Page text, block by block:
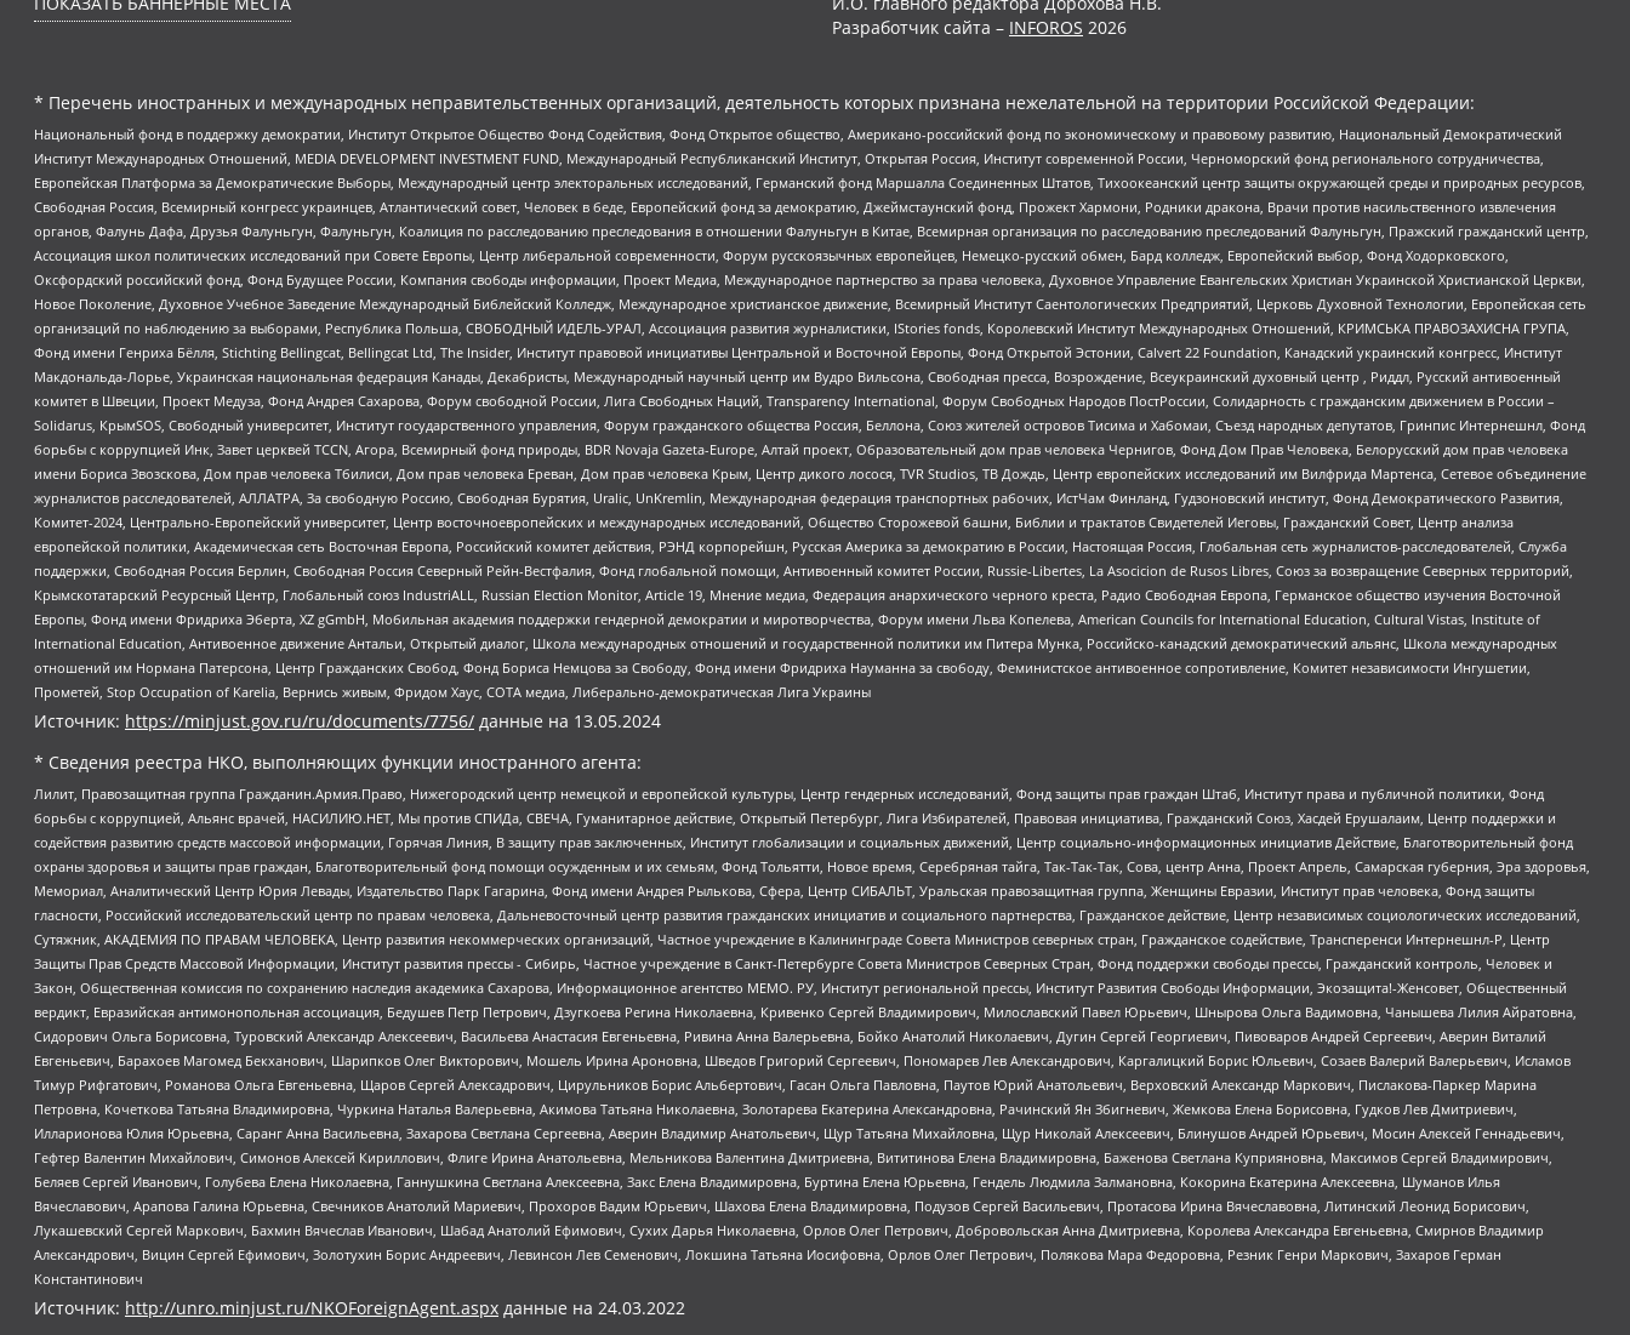
Разработчик сайта – INFOROS 2026
* Перечень иностранных и международных неправительственных организаций, деятельность которых признана нежелательной на территории Российской Федерации:
Национальный фонд в поддержку демократии, Институт Открытое Общество Фонд Содействия, Фонд Открытое общество, Американо-российский фонд по экономическому и правовому развитию, Национальный Демократический
Институт Международных Отношений, MEDIA DEVELOPMENT INVESTMENT FUND, Международный Республиканский Институт, Открытая Россия, Институт современной России, Черноморский фонд регионального сотрудничества,
Европейская Платформа за Демократические Выборы, Международный центр электоральных исследований, Германский фонд Маршалла Соединенных Штатов, Тихоокеанский центр защиты окружающей среды и природных ресурсов,
Свободная Россия, Всемирный конгресс украинцев, Атлантический совет, Человек в беде, Европейский фонд за демократию, Джеймстаунский фонд, Прожект Хармони, Родники дракона, Врачи против насильственного извлечения
органов, Фалунь Дафа, Друзья Фалуньгун, Фалуньгун, Коалиция по расследованию преследования в отношении Фалуньгун в Китае, Всемирная организация по расследованию преследований Фалуньгун, Пражский гражданский центр,
Ассоциация школ политических исследований при Совете Европы, Центр либеральной современности, Форум русскоязычных европейцев, Немецко-русский обмен, Бард колледж, Европейский выбор, Фонд Ходорковского,
Оксфордский российский фонд, Фонд Будущее России, Компания свободы информации, Проект Медиа, Международное партнерство за права человека, Духовное Управление Евангельских Христиан Украинской Христианской Церкви,
Новое Поколение, Духовное Учебное Заведение Международный Библейский Колледж, Международное христианское движение, Всемирный Институт Саентологических Предприятий, Церковь Духовной Технологии, Европейская сеть
организаций по наблюдению за выборами, Республика Польша, СВОБОДНЫЙ ИДЕЛЬ-УРАЛ, Ассоциация развития журналистики, IStories fonds, Королевский Институт Международных Отношений, КРИМСЬКА ПРАВОЗАХИСНА ГРУПА,
Фонд имени Генриха Бёлля, Stichting Bellingcat, Bellingcat Ltd, The Insider, Институт правовой инициативы Центральной и Восточной Европы, Фонд Открытой Эстонии, Calvert 22 Foundation, Канадский украинский конгресс, Институт
Макдональда-Лорье, Украинская национальная федерация Канады, Декабристы, Международный научный центр им Вудро Вильсона, Свободная пресса, Возрождение, Всеукраинский духовный центр , Риддл, Русский антивоенный
комитет в Швеции, Проект Медуза, Фонд Андрея Сахарова, Форум свободной России, Лига Свободных Наций, Transparеncy International, Форум Свободных Народов ПостРоссии, Солидарность с гражданским движением в России –
Solidarus, КрымSOS, Свободный университет, Институт государственного управления, Форум гражданского общества Россия, Беллона, Союз жителей островов Тисима и Хабомаи, Съезд народных депутатов, Гринпис Интернешнл, Фонд
борьбы с коррупцией Инк, Завет церквей TCCN, Агора, Всемирный фонд природы, BDR Novaja Gazeta-Europe, Алтай проект, Образовательный дом прав человека Чернигов, Фонд Дом Прав Человека, Белорусский дом прав человека
имени Бориса Звозскова, Дом прав человека Тбилиси, Дом прав человека Ереван, Дом прав человека Крым, Центр дикого лосося, TVR Studios, ТВ Дождь, Центр европейских исследований им Вилфрида Мартенса, Сетевое объединение
журналистов расследователей, АЛЛАТРА, За свободную Россию, Свободная Бурятия, Uralic, UnKremlin, Международная федерация транспортных рабочих, ИстЧам Финланд, Гудзоновский институт, Фонд Демократического Развития,
Комитет-2024, Центрально-Европейский университет, Центр восточноевропейских и международных исследований, Общество Сторожевой башни, Библии и трактатов Свидетелей Иеговы, Гражданский Совет, Центр анализа
европейской политики, Академическая сеть Восточная Европа, Российский комитет действия, РЭНД корпорейшн, Русская Америка за демократию в России, Настоящая Россия, Глобальная сеть журналистов-расследователей, Служба
поддержки, Свободная Россия Берлин, Свободная Россия Северный Рейн-Вестфалия, Фонд глобальной помощи, Антивоенный комитет России, Russie-Libertes, La Asocicion de Rusos Libres, Союз за возвращение Северных территорий,
Крымскотатарский Ресурсный Центр, Глобальный союз IndustriALL, Russian Election Monitor, Article 19, Мнение медиа, Федерация анархического черного креста, Радио Свободная Европа, Германское общество изучения Восточной
Европы, Фонд имени Фридриха Эберта, XZ gGmbH, Мобильная академия поддержки гендерной демократии и миротворчества, Форум имени Льва Копелева, American Councils for International Education, Cultural Vistas, Institute of
International Education, Антивоенное движение Антальи, Открытый диалог, Школа международных отношений и государственной политики им Питера Мунка, Российско-канадский демократический альянс, Школа международных
отношений им Нормана Патерсона, Центр Гражданских Свобод, Фонд Бориса Немцова за Свободу, Фонд имени Фридриха Науманна за свободу, Феминистское антивоенное сопротивление, Комитет независимости Ингушетии,
Прометей, Stop Occupation of Karelia, Вернись живым, Фридом Хаус, СОТА медиа, Либерально-демократическая Лига Украины
Источник: https://minjust.gov.ru/ru/documents/7756/ данные на 13.05.2024
* Сведения реестра НКО, выполняющих функции иностранного агента:
Лилит, Правозащитная группа Гражданин.Армия.Право, Нижегородский центр немецкой и европейской культуры, Центр гендерных исследований, Фонд защиты прав граждан Штаб, Институт права и публичной политики, Фонд
борьбы с коррупцией, Альянс врачей, НАСИЛИЮ.НЕТ, Мы против СПИДа, СВЕЧА, Гуманитарное действие, Открытый Петербург, Лига Избирателей, Правовая инициатива, Гражданский Союз, Хасдей Ерушалаим, Центр поддержки и
содействия развитию средств массовой информации, Горячая Линия, В защиту прав заключенных, Институт глобализации и социальных движений, Центр социально-информационных инициатив Действие, Благотворительный фонд
охраны здоровья и защиты прав граждан, Благотворительный фонд помощи осужденным и их семьям, Фонд Тольятти, Новое время, Серебряная тайга, Так-Так-Так, Сова, центр Анна, Проект Апрель, Самарская губерния, Эра здоровья,
Мемориал, Аналитический Центр Юрия Левады, Издательство Парк Гагарина, Фонд имени Андрея Рылькова, Сфера, Центр СИБАЛЬТ, Уральская правозащитная группа, Женщины Евразии, Институт прав человека, Фонд защиты
гласности, Российский исследовательский центр по правам человека, Дальневосточный центр развития гражданских инициатив и социального партнерства, Гражданское действие, Центр независимых социологических исследований,
Сутяжник, АКАДЕМИЯ ПО ПРАВАМ ЧЕЛОВЕКА, Центр развития некоммерческих организаций, Частное учреждение в Калининграде Совета Министров северных стран, Гражданское содействие, Трансперенси Интернешнл-Р, Центр
Защиты Прав Средств Массовой Информации, Институт развития прессы - Сибирь, Частное учреждение в Санкт-Петербурге Совета Министров Северных Стран, Фонд поддержки свободы прессы, Гражданский контроль, Человек и
Закон, Общественная комиссия по сохранению наследия академика Сахарова, Информационное агентство МЕМО. РУ, Институт региональной прессы, Институт Развития Свободы Информации, Экозащита!-Женсовет, Общественный
вердикт, Евразийская антимонопольная ассоциация, Бедушев Петр Петрович, Дзугкоева Регина Николаевна, Кривенко Сергей Владимирович, Милославский Павел Юрьевич, Шнырова Ольга Вадимовна, Чанышева Лилия Айратовна,
Сидорович Ольга Борисовна, Туровский Александр Алексеевич, Васильева Анастасия Евгеньевна, Ривина Анна Валерьевна, Бойко Анатолий Николаевич, Дугин Сергей Георгиевич, Пивоваров Андрей Сергеевич, Аверин Виталий
Евгеньевич, Барахоев Магомед Бекханович, Шарипков Олег Викторович, Мошель Ирина Ароновна, Шведов Григорий Сергеевич, Пономарев Лев Александрович, Каргалицкий Борис Юльевич, Созаев Валерий Валерьевич, Исламов
Тимур Рифгатович, Романова Ольга Евгеньевна, Щаров Сергей Алексадрович, Цирульников Борис Альбертович, Гасан Ольга Павловна, Паутов Юрий Анатольевич, Верховский Александр Маркович, Пислакова-Паркер Марина
Петровна, Кочеткова Татьяна Владимировна, Чуркина Наталья Валерьевна, Акимова Татьяна Николаевна, Золотарева Екатерина Александровна, Рачинский Ян Збигневич, Жемкова Елена Борисовна, Гудков Лев Дмитриевич,
Илларионова Юлия Юрьевна, Саранг Анна Васильевна, Захарова Светлана Сергеевна, Аверин Владимир Анатольевич, Щур Татьяна Михайловна, Щур Николай Алексеевич, Блинушов Андрей Юрьевич, Мосин Алексей Геннадьевич,
Гефтер Валентин Михайлович, Симонов Алексей Кириллович, Флиге Ирина Анатольевна, Мельникова Валентина Дмитриевна, Вититинова Елена Владимировна, Баженова Светлана Куприяновна, Максимов Сергей Владимирович,
Беляев Сергей Иванович, Голубева Елена Николаевна, Ганнушкина Светлана Алексеевна, Закс Елена Владимировна, Буртина Елена Юрьевна, Гендель Людмила Залмановна, Кокорина Екатерина Алексеевна, Шуманов Илья
Вячеславович, Арапова Галина Юрьевна, Свечников Анатолий Мариевич, Прохоров Вадим Юрьевич, Шахова Елена Владимировна, Подузов Сергей Васильевич, Протасова Ирина Вячеславовна, Литинский Леонид Борисович,
Лукашевский Сергей Маркович, Бахмин Вячеслав Иванович, Шабад Анатолий Ефимович, Сухих Дарья Николаевна, Орлов Олег Петрович, Добровольская Анна Дмитриевна, Королева Александра Евгеньевна, Смирнов Владимир
Александрович, Вицин Сергей Ефимович, Золотухин Борис Андреевич, Левинсон Лев Семенович, Локшина Татьяна Иосифовна, Орлов Олег Петрович, Полякова Мара Федоровна, Резник Генри Маркович, Захаров Герман
Константинович
Источник: http://unro.minjust.ru/NKOForeignAgent.aspx данные на 24.03.2022